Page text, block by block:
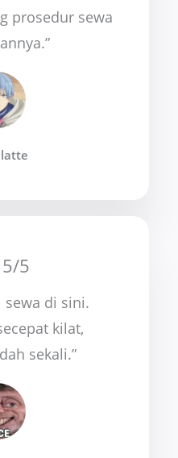
prosedur sewa
5/5
sewa di sini.
kilat,
sekali.”